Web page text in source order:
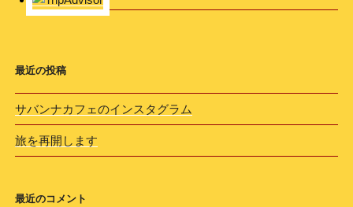
最近の投稿
サバンナカフェのインスタグラム
旅を再開します
最近のコメント